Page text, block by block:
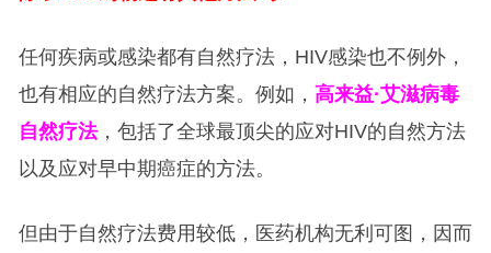
任何疾病或感染都有自然疗法，HIV感染也不例外，
也有相应的自然疗法方案。例如， 高来益·艾滋病毒
自然疗法，包括了全球最顶尖的应对HIV的自然方法
以及应对早中期癌症的方法。
但由于自然疗法费用较低，医药机构无利可图，因而